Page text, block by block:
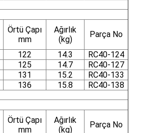
Örtü Çapı
mm
Ağırlık
(kg)
Parça No
122 14.3
RC40-124
125 14.7
RC40-127
131 15.2
RC40-133
136 15.8 RC40-138
Örtü Çapı
mm
Ağırlık
(kg)
Parça No